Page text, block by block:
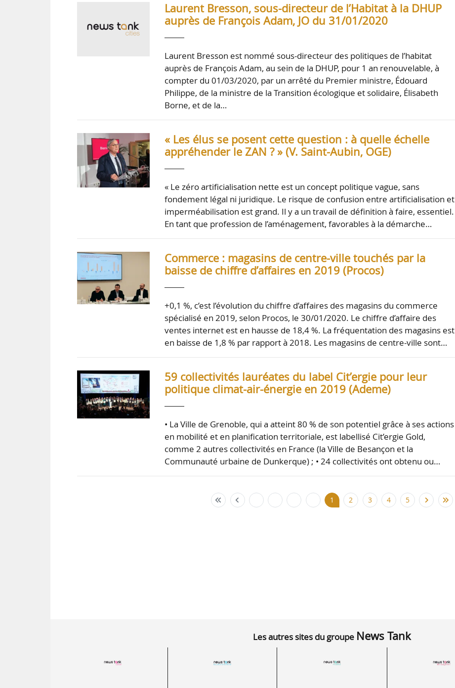
Laurent Bresson, sous-directeur de l’Habitat à la DHUP
auprès de François Adam, JO du 31/01/2020
Laurent Bresson est nommé sous-directeur des politiques de l’habitat
auprès de François Adam, au sein de la DHUP, pour 1 an renouvelable, à
compter du 01/03/2020, par un arrêté du Premier ministre, Édouard
Philippe, de la ministre de la Transition écologique et solidaire, Élisabeth
Borne, et de la…
« Les élus se posent cette question : à quelle échelle
appréhender le ZAN ? » (V. Saint-Aubin, OGE)
« Le zéro artificialisation nette est un concept politique vague, sans
fondement légal ni juridique. Le risque de confusion entre artificialisation et
imperméabilisation est grand. Il y a un travail de définition à faire, essentiel.
En tant que profession de l’aménagement, favorables à la démarche…
Commerce : magasins de centre-ville touchés par la
baisse de chiffre d’affaires en 2019 (Procos)
+0,1 %, c’est l’évolution du chiffre d’affaires des magasins du commerce
spécialisé en 2019, selon Procos, le 30/01/2020. Le chiffre d’affaire des
ventes internet est en hausse de 18,4 %. La fréquentation des magasins est
en baisse de 1,8 % par rapport à 2018. Les magasins de centre-ville sont…
59 collectivités lauréates du label Cit’ergie pour leur
politique climat-air-énergie en 2019 (Ademe)
• La Ville de Grenoble, qui a atteint 80 % de son potentiel grâce à ses actions
en mobilité et en planification territoriale, est labellisé Cit’ergie Gold,
comme 2 autres collectivités en France (la Ville de Besançon et la
Communauté urbaine de Dunkerque) ; • 24 collectivités ont obtenu ou…
1 2 3 4 5
Les autres sites du groupe News Tank